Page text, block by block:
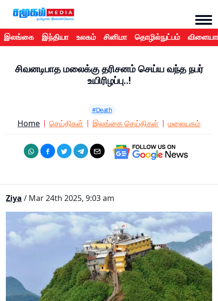
இலங்கை இந்தியா உலகம் சினிமா தொழில்நுட்பம்
சிவனடிபாத மலைக்கு தரிசனம் செய்ய வந்த நபர்
உயிரிழப்பு..!
#Death
Home செய்திகள் இலங்கை செய்திகள் மலையகம்
Ziya / Mar 24th 2025, 9:03 am